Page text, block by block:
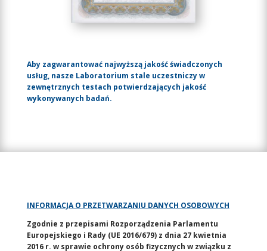
Aby zagwarantować najwyższą jakość świadczonych
usług, nasze Laboratorium stale uczestniczy w
zewnętrznych testach potwierdzających jakość
wykonywanych badań.
INFORMACJA O PRZETWARZANIU DANYCH OSOBOWYCH
Zgodnie z przepisami Rozporządzenia Parlamentu
Europejskiego i Rady (UE 2016/679) z dnia 27 kwietnia
2016 r. w sprawie ochrony osób fizycznych w związku z